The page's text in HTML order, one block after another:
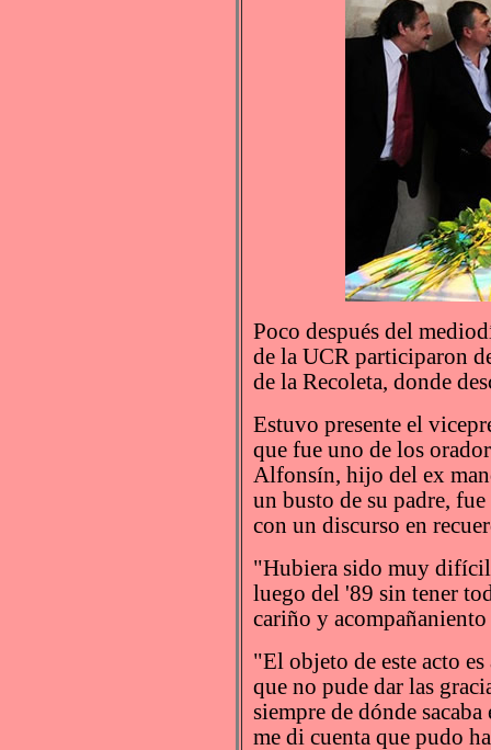
Poco después del
de la UCR participaron
de la Recoleta, donde
Estuvo presente el
que fue uno de los
Alfonsín, hijo del ex
un busto de su padre,
con un discurso en
"Hubiera sido muy
luego del '89 sin tener
cariño y
"El objeto de este acto es
que no pude dar las
siempre de dónde
me di cuenta que pudo